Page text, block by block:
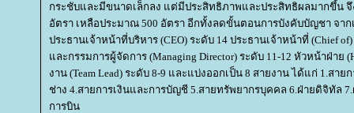
กระชับและมีขนาดเล็กลง แต่มีประสิทธิภาพและประสิทธิผลมากขึ้น จึ
อัตรา เหลือประมาณ 500 อัตรา อีกทั้งลดขั้นตอนการบังคับบัญชา จาก
ประธานเจ้าหน้าที่บริหาร (CEO) ระดับ 14 ประธานเจ้าหน้าที่ (Chief
ละกรรมการผู้จัดการ (Managing Director) ระดับ 11-12 หัวหน้าฝ่าย
งาน (Team Lead) ระดับ 8-9 และแบ่งออกเป็น 8 สายงาน ได้แก่ 1.ส
ช่าง 4.สายการเงินและการบัญชี 5.สายทรัพยากรบุคคล 6.ฝ่ายดิจิทัล
การบิน